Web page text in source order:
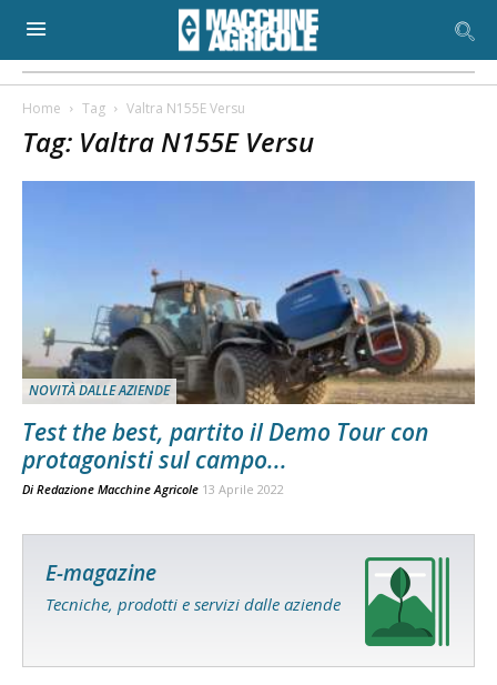
Home Tag Valtra N155E Versu
Tag: Valtra N155E Versu
NOVITÀ DALLE AZIENDE
Test the best, partito il Demo Tour con
protagonisti sul campo...
Di Redazione Macchine Agricole 13 Aprile 2022
E-magazine
Tecniche, prodotti e servizi dalle aziende